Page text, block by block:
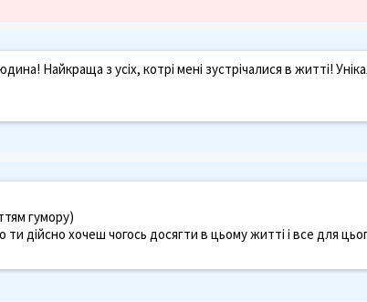
Найкраща з усіх, котрі мені зустрічалися в житті!
гумору)
дійсно хочеш чогось досягти в цьому житті і все для